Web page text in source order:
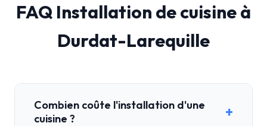
FAQ Installation de cuisine à
Durdat-Larequille
Combien coûte l'installation d'une
cuisine ?
+